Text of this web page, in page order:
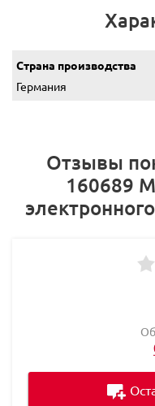
Страна производства
Германия
Отзывы
160689